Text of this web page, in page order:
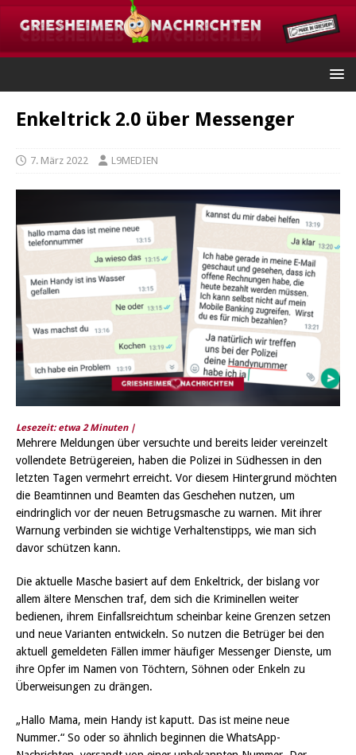
Enkeltrick 2.0 über Messenger
7. März 2022 L9MEDIEN
Lesezeit: etwa 2 Minuten |
Mehrere Meldungen über versuchte und bereits leider vereinzelt
vollendete Betrügereien, haben die Polizei in Südhessen in den
letzten Tagen vermehrt erreicht. Vor diesem Hintergrund möchten
die Beamtinnen und Beamten das Geschehen nutzen, um
eindringlich vor der neuen Betrugsmasche zu warnen. Mit ihrer
Warnung verbinden sie wichtige Verhaltenstipps, wie man sich
davor schützen kann.
Die aktuelle Masche basiert auf dem Enkeltrick, der bislang vor
allem ältere Menschen traf, dem sich die Kriminellen weiter
bedienen, ihrem Einfallsreichtum scheinbar keine Grenzen setzen
und neue Varianten entwickeln. So nutzen die Betrüger bei den
aktuell gemeldeten Fällen immer häufiger Messenger Dienste, um
ihre Opfer im Namen von Töchtern, Söhnen oder Enkeln zu
Überweisungen zu drängen.
„Hallo Mama, mein Handy ist kaputt. Das ist meine neue
Nummer.“ So oder so ähnlich beginnen die WhatsApp-